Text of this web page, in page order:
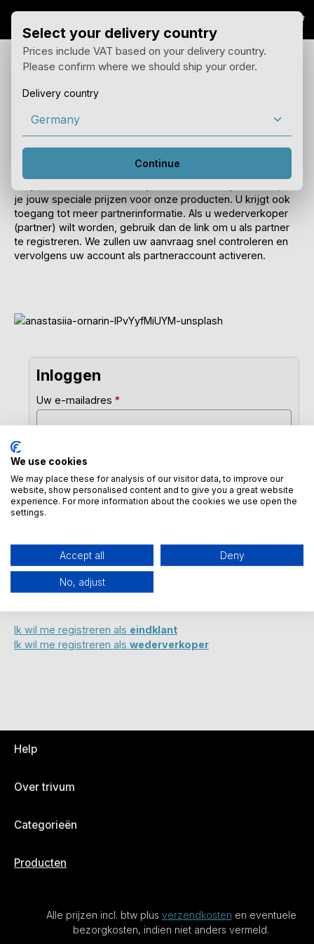
Overslaan naar hoofdinhoud
Inloggen
Log in met je e-mailadres. Vervolgens kun je met je
account bestellen, je adresgegevens wijzigen of je laatste
bestellingen bekijken.
je jouw speciale prijzen voor onze producten. U krijgt ook
toegang tot meer partnerinformatie. Als u wederverkoper
(partner) wilt worden, gebruik dan de link om u als partner
te registreren. We zullen uw aanvraag snel controleren en
vervolgens uw account als partneraccount activeren.
Inloggen
Uw e-mailadres *
Uw wachtwoord
Ik wil me registreren als eindklant
Ik wil me registreren als wederverkoper
Help
Over trivum
Categorieën
Producten
Alle prijzen incl. btw plus verzendkosten en eventuele
bezorgkosten, indien niet anders vermeld.
Select your delivery country
Prices include VAT based on your delivery country.
Please confirm where we should ship your order.
Delivery country
Continue
We use cookies
We may place these for analysis of our visitor data, to improve our
website, show personalised content and to give you a great website
experience. For more information about the cookies we use open the
settings.
Accept all Deny
No, adjust